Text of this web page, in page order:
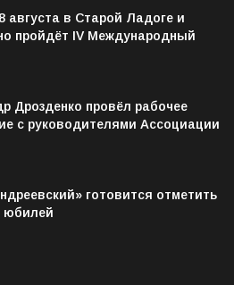
августа в Старой Ладоге и
пройдёт IV Международный
Дрозденко провёл рабочее
с руководителями Ассоциации
готовится отметить
юбилей